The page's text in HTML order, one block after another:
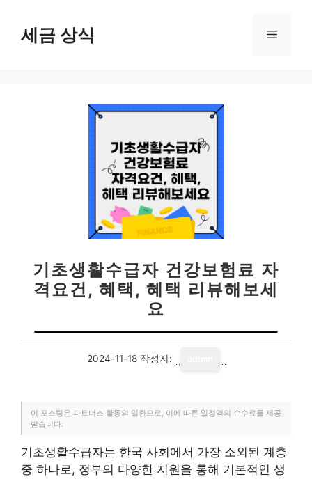
세금 상식 메
기초생활수급자 건강보험료 자
격요건, 혜택, 혜택 리뷰해보세
요
2024-11-18 작성자:
이 포스팅은 파트너스 활동의 일환으로, 이에 따른 일정액의 수수료를 제공
받습니다.
기초생활수급자는 한국 사회에서 가장 소외된 계층
중 하나로, 정부의 다양한 지원을 통해 기본적인 생